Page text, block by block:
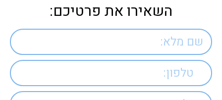
השאירו את פרטיכם: